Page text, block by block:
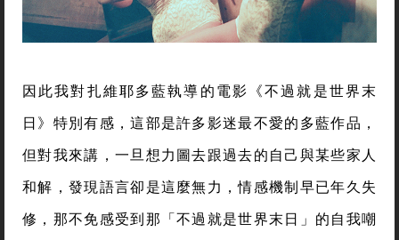
因此我對扎維耶多藍執導的電影《不過就是世界末
日》特別有感，這部是許多影迷最不愛的多藍作品，
但對我來講，一旦想力圖去跟過去的自己與某些家人
和解，發現語言卻是這麼無力，情感機制早已年久失
修，那不免感受到那「不過就是世界末日」的自我嘲